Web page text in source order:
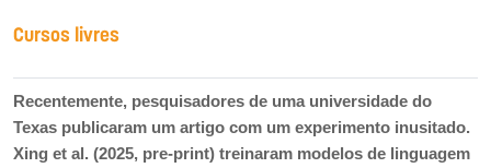
Cursos livres
Recentemente, pesquisadores de uma universidade do
Texas publicaram um artigo com um experimento inusitado.
Xing et al. (2025, pre-print) treinaram modelos de linguagem